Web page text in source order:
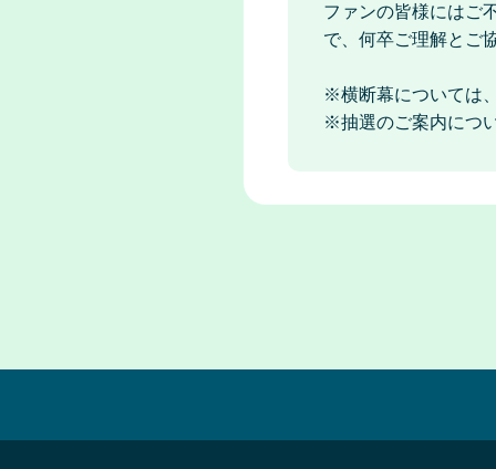
ファンの皆様にはご
で、何卒ご理解とご
※横断幕については
※抽選のご案内につ